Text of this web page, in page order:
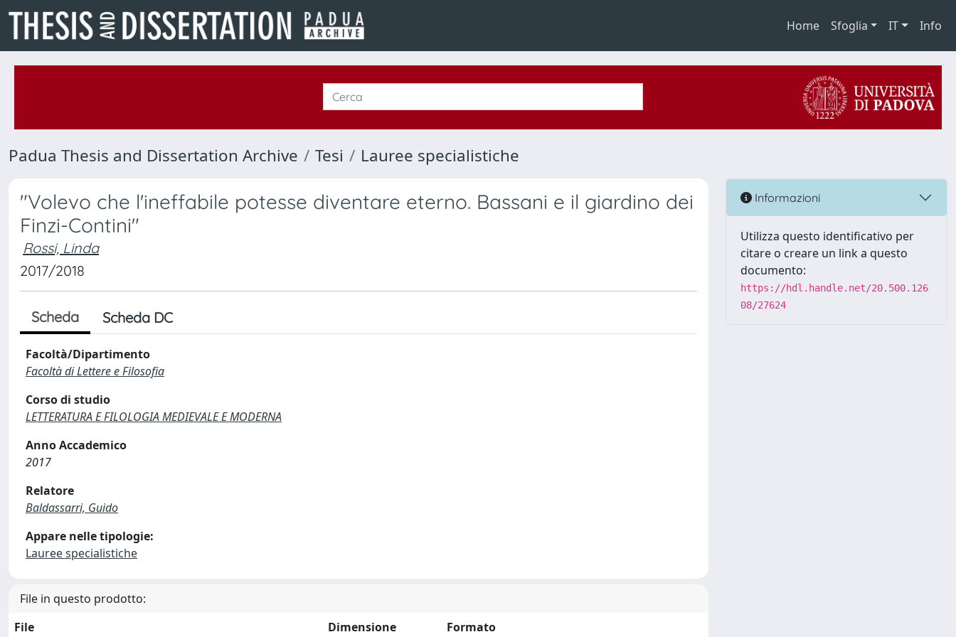
Home Sfoglia IT Info
Padua Thesis and Dissertation Archive Tesi Lauree specialistiche
"Volevo che l'ineffabile potesse diventare eterno. Bassani e il giardino dei
Finzi-Contini"
Rossi, Linda
2017/2018
Scheda Scheda DC
Facoltà/Dipartimento
Facoltà di Lettere e Filosofia
Corso di studio
LETTERATURA E FILOLOGIA MEDIEVALE E MODERNA
Anno Accademico
2017
Relatore
Baldassarri, Guido
Appare nelle tipologie:
Lauree specialistiche
File in questo prodotto:
File
Dimensione Formato
Informazioni
Utilizza questo identificativo per
citare o creare un link a questo
documento:
https://hdl.handle.net/20.500.126
08/27624